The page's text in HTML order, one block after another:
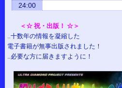
24:00
＜☆ 祝・出版！ ☆＞
…十数年の情報を凝縮した
電子書籍が無事出版されました！
…必要な方に届きますように！